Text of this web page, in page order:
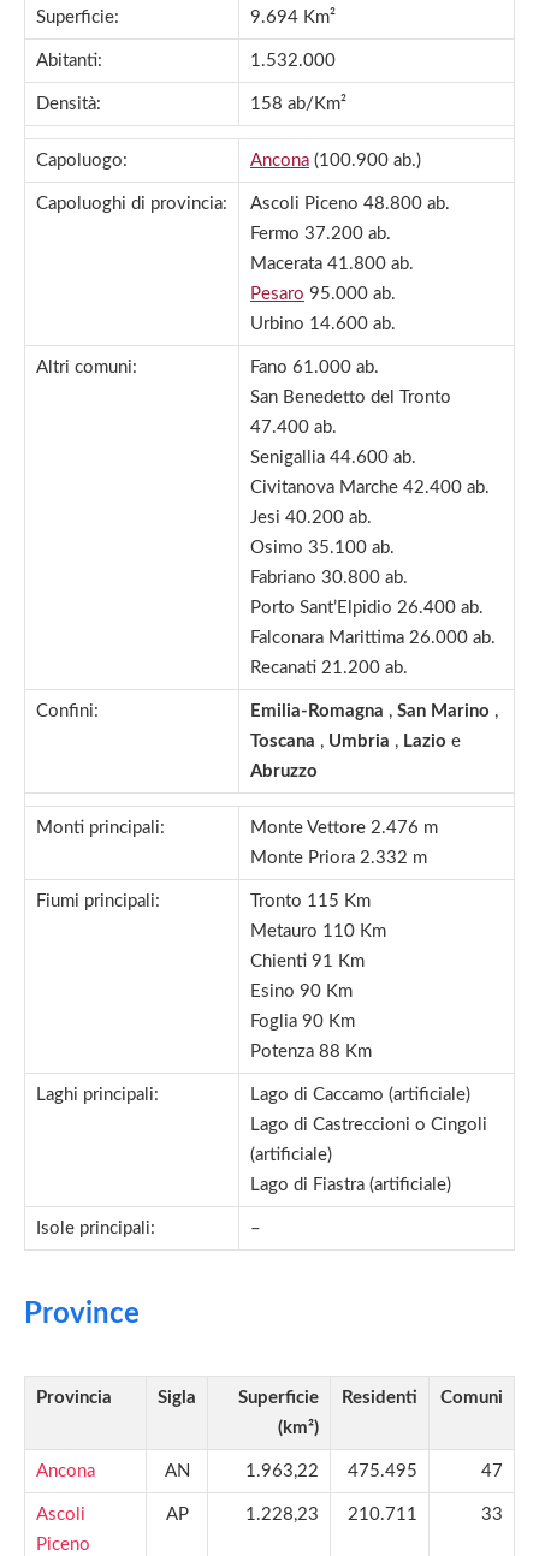
Superficie: 9.694 Km²
Abitanti: 1.532.000
Densità: 158 ab/Km²
Capoluogo: Ancona (100.900 ab.)
Capoluoghi di provincia:
Ascoli Piceno 48.800 ab.
Fermo 37.200 ab.
Macerata 41.800 ab.
Pesaro 95.000 ab.
Urbino 14.600 ab.
Altri comuni:
Fano 61.000 ab.
San Benedetto del Tronto
47.400 ab.
Senigallia 44.600 ab.
Civitanova Marche 42.400 ab.
Jesi 40.200 ab.
Osimo 35.100 ab.
Fabriano 30.800 ab.
Porto Sant’Elpidio 26.400 ab.
Falconara Marittima 26.000 ab.
Recanati 21.200 ab.
Confini: Emilia-Romagna , San Marino ,
Toscana , Umbria , Lazio e
Abruzzo
Monti principali:
Monte Vettore 2.476 m
Monte Priora 2.332 m
Fiumi principali:
Tronto 115 Km
Metauro 110 Km
Chienti 91 Km
Esino 90 Km
Foglia 90 Km
Potenza 88 Km
Laghi principali:
Lago di Caccamo (artificiale)
Lago di Castreccioni o Cingoli
(artificiale)
Lago di Fiastra (artificiale)
Isole principali: –
Province
Provincia Sigla
Superficie
(km²)
Residenti Comuni
Ancona AN 1.963,22 475.495 47
Ascoli
Piceno
AP 1.228,23 210.711 33